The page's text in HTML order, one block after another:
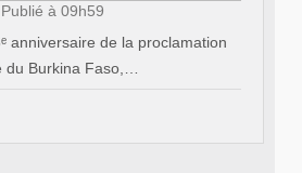
Publié à 09h59
anniversaire de la proclamation
du Burkina Faso,…